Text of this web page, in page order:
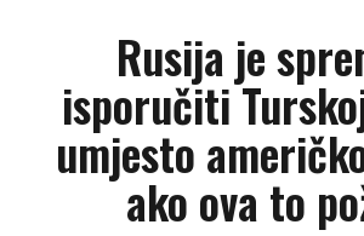
Rusija je
isporučiti
umjesto
ako ova to